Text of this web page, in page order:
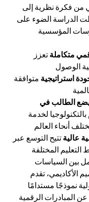
من فكرة نظرية إلى
الدراسة الضوء على
المؤسسية
متكاملة تعزز
الوصول
استراتيجية متوافقة
الطالب في
لخدمة
أنحاء العالم
عالية تتيح التوسع عبر
التعليم المختلفة
بين السياسات
الأكاديمي، تقدم
نموذجًا مستدامًا
عن المبادرات الرقمية